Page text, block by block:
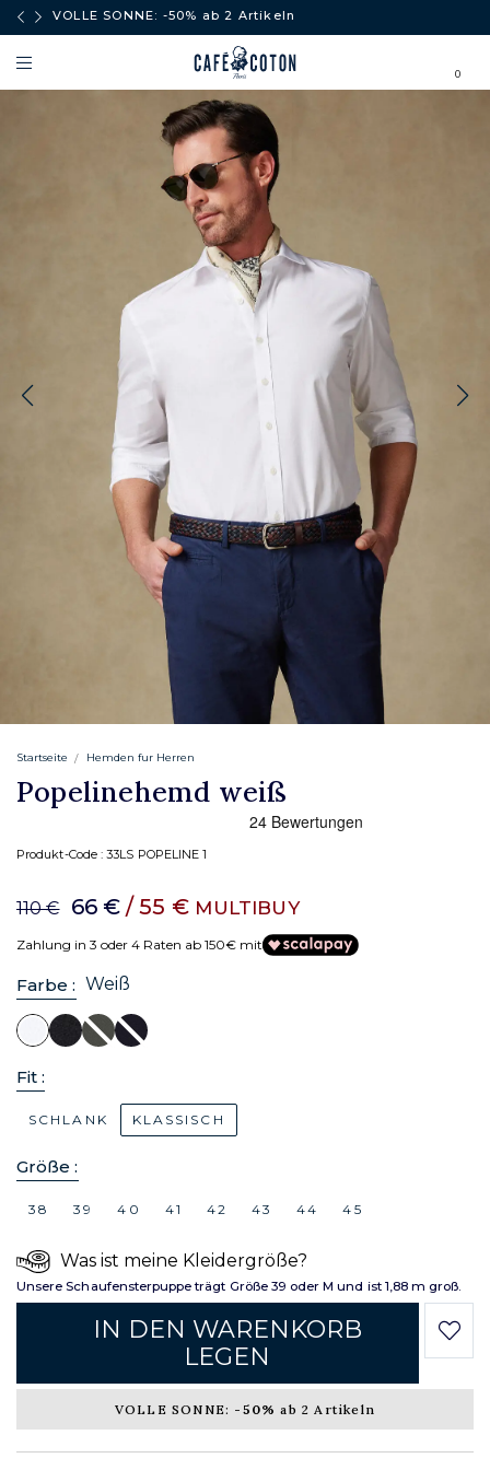
VOLLE SONNE: -50% ab 2 Artikeln
0
Startseite Hemden fur Herren
Popelinehemd weiß
Produkt-Code :33LS POPELINE 1
110 € 66 € / 55 € MULTIBUY
Zahlung in 3 oder 4 Raten ab 150€ mit
Farbe : Weiß
Fit :
SCHLANK KLASSISCH
Größe :
38 39 40 41 42 43 44 45
Was ist meine Kleidergröße?
Unsere Schaufensterpuppe trägt Größe 39 oder M und ist 1,88 m groß.
IN DEN WARENKORB
LEGEN
VOLLE SONNE: -50% ab 2 Artikeln